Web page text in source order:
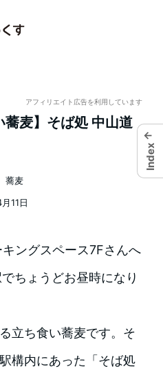
アフィリエイト広告を利用しています
蕎麦】そば処 中山道
11日
ゴリー
蕎麦
ングスペース7Fさんへ
ちょうどお昼時になり
立ち食い蕎麦です。そ
構内にあった「そば処
←
Index